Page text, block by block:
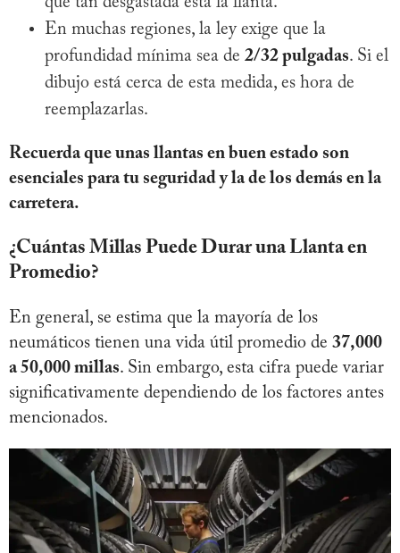
En muchas regiones, la ley exige que la
profundidad mínima sea de 2/32 pulgadas. Si el
dibujo está cerca de esta medida, es hora de
reemplazarlas.
Recuerda que unas llantas en buen estado son
esenciales para tu seguridad y la de los demás en la
carretera.
¿Cuántas Millas Puede Durar una Llanta en
Promedio?
En general, se estima que la mayoría de los
neumáticos tienen una vida útil promedio de 37,000
a 50,000 millas. Sin embargo, esta cifra puede variar
significativamente dependiendo de los factores antes
mencionados.